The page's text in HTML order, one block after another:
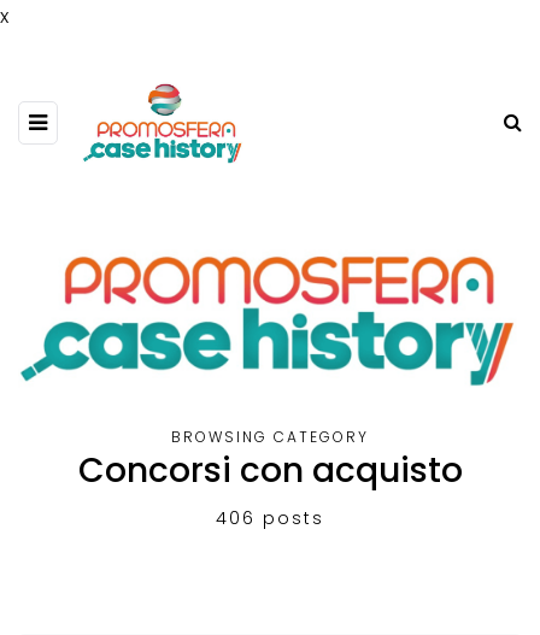
x
BROWSING CATEGORY
Concorsi con acquisto
406 posts